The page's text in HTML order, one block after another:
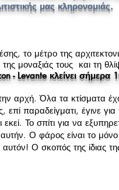
μας κληρονομιάς.
το μέτρο της
μοναξιάς τους και τη
- Levante κλείνει σήμερα
αρχή. Όλα τα κτίσματα
παραδείγματι, έγινε
Το σπίτι για να
Ο φάρος είναι το μόνο
Ο σκοπός της ίδιας